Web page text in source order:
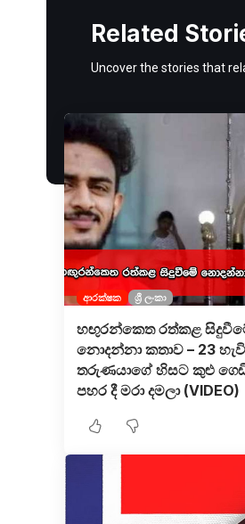
Related
Uncover the stories that
ආරක්ෂක ශ්‍රී ලංකා
හඟුරන්කෙත රත්කළ
නොදන්නා කතාව – 23
තරුණයාගේ හිසට කුළු
පහර දී මරා දමලා (VIDEO)